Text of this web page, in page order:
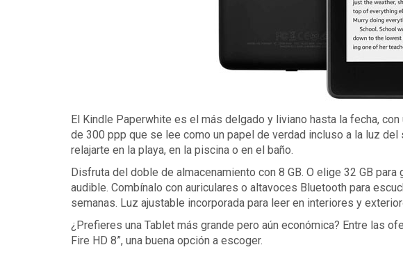
El Kindle Paperwhite es el más delgado y liviano hasta la fecha,
de 300 ppp que se lee como un papel de verdad incluso a la luz
relajarte en la playa, en la piscina o en el baño.
Disfruta del doble de almacenamiento con 8 GB. O elige 32 GB
audible. Combínalo con auriculares o altavoces Bluetooth para
semanas. Luz ajustable incorporada para leer en interiores y
¿Prefieres una Tablet más grande pero aún económica? Entre las
Fire HD 8”, una buena opción a escoger.